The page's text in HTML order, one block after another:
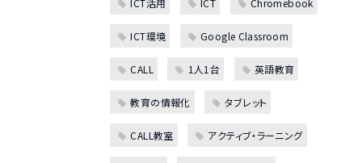
ICT活用 ICT Chromebook
ICT環境 Google Classroom
CALL 1人1台 英語教育
教育の情報化 タブレット
CALL教室 アクティブ・ラーニング